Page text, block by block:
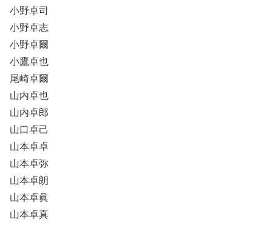
小野卓司
小野卓志
小野卓爾
小鷹卓也
尾崎卓爾
山内卓也
山内卓郎
山口卓己
山本卓卓
山本卓弥
山本卓朗
山本卓眞
山本卓真